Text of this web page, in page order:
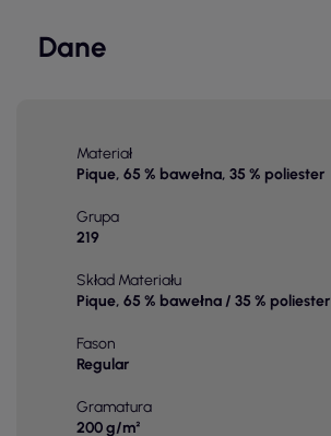
Dane
Materiał
Pique, 65 % bawełna, 35 % poliester
Grupa
219
Skład Materiału
Pique, 65 % bawełna / 35 % poliester
Fason
Regular
Gramatura
200 g/m²